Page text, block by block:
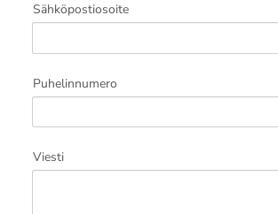
Sähköpostiosoite
Puhelinnumero
Viesti